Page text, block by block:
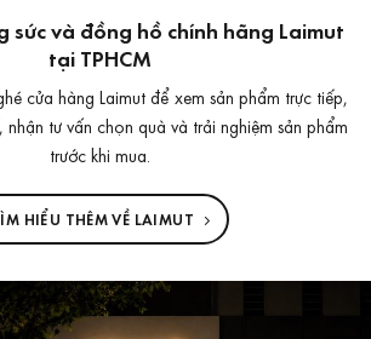
sức và đồng hồ chính hãng Laimut
tại TPHCM
cửa hàng Laimut để xem sản phẩm trực tiếp,
tư vấn chọn quà và trải nghiệm sản phẩm
trước khi mua.
HIỂU THÊM VỀ LAIMUT